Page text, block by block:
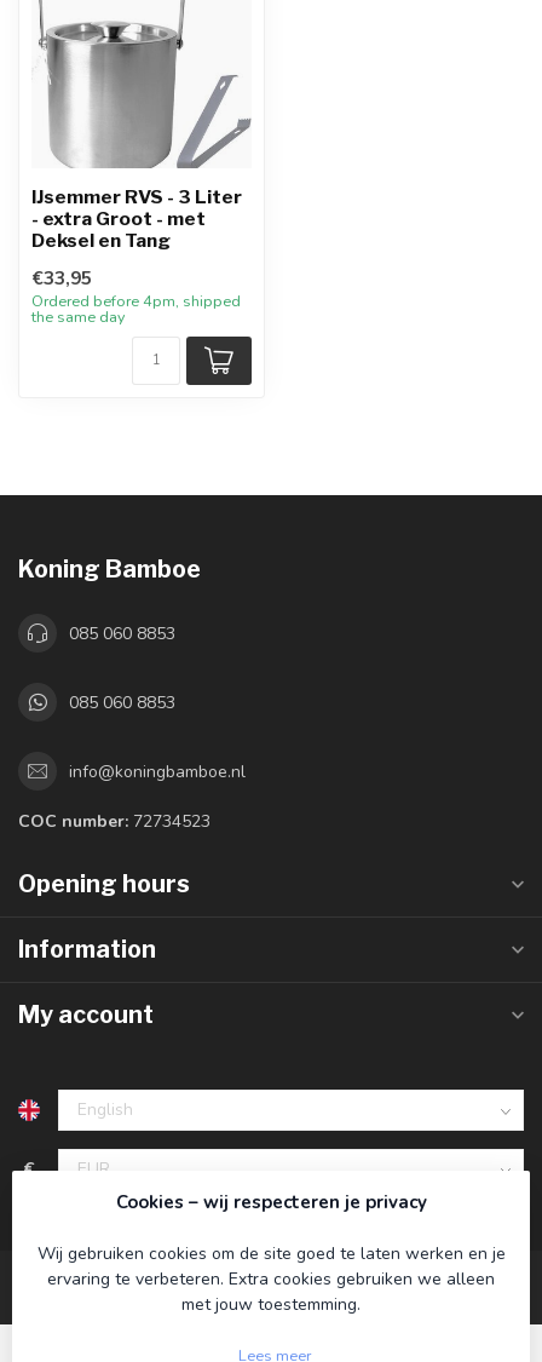
IJsemmer RVS - 3 Liter
- extra Groot - met
Deksel en Tang
€33,95
Ordered before 4pm, shipped
the same day
Koning Bamboe
085 060 8853
085 060 8853
info@koningbamboe.nl
COC number: 72734523
Opening hours
Information
My account
€
Cookies – wij respecteren je privacy
Wij gebruiken cookies om de site goed te laten werken en je
ervaring te verbeteren. Extra cookies gebruiken we alleen
met jouw toestemming.
Lees meer